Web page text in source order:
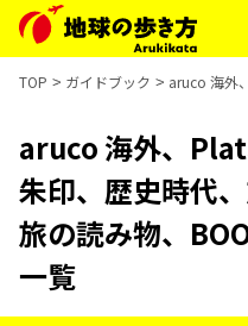
TOP ガイドブック aruco 海外
aruco 海外、
朱印、歴史時代
旅の読み物、
一覧